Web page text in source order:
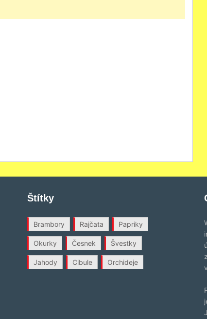
Štítky
Brambory Rajčata Papriky
Okurky Česnek Švestky
Jahody Cibule Orchideje